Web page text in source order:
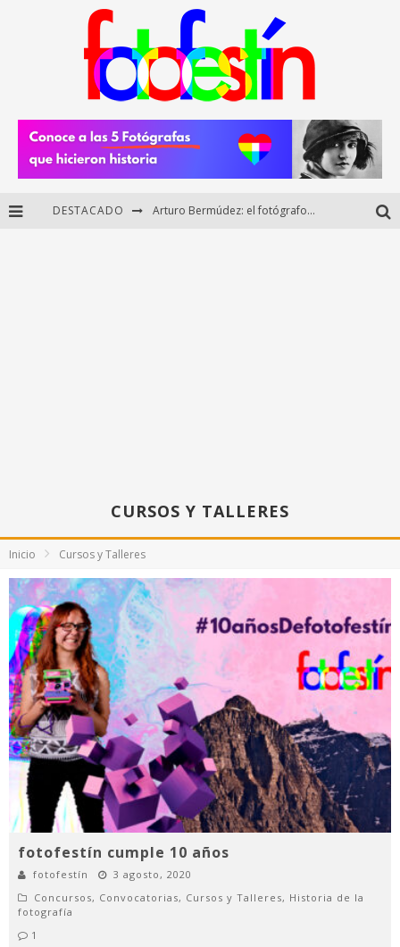
DESTACADO Arturo Bermúdez: el fotógrafo mexicano que brilló en los Premios HUAWEI XMAGE 2025
CURSOS Y TALLERES
Inicio Cursos y Talleres
fotofestín cumple 10 años
fotofestín
3 agosto, 2020
Concursos, Convocatorias, Cursos y Talleres, Historia de la
fotografía
1